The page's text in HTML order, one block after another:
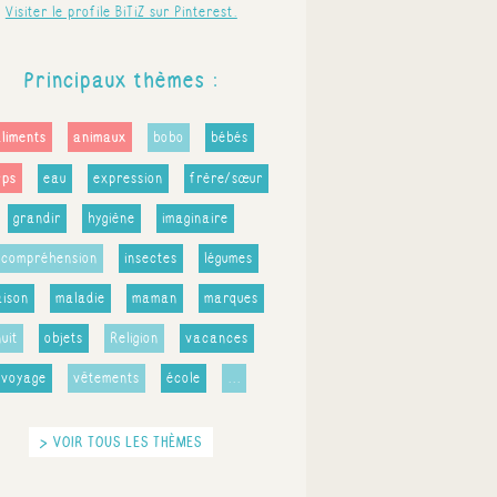
Visiter le profile BiTiZ sur Pinterest.
Principaux thèmes :
animaux bobo bébés
eau expression frère/sœur
grandir hygiène imaginaire
insectes légumes
maladie maman marques
objets Religion vacances
voyage vêtements école ...
> VOIR TOUS LES THÈMES